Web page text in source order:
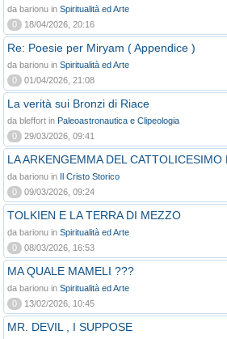
da barionu in Spiritualità ed Arte
0
18/04/2026, 20:16
Re: Poesie per Miryam ( Appendice )
da barionu in Spiritualità ed Arte
0
01/04/2026, 21:08
La verità sui Bronzi di Riace
da bleffort in Paleoastronautica e Clipeologia
0
29/03/2026, 09:41
LA ARKENGEMMA DEL CATTOLICESIMO
da barionu in Il Cristo Storico
0
09/03/2026, 09:24
TOLKIEN E LA TERRA DI MEZZO
da barionu in Spiritualità ed Arte
0
08/03/2026, 16:53
MA QUALE MAMELI ???
da barionu in Spiritualità ed Arte
0
13/02/2026, 10:45
MR. DEVIL , I SUPPOSE